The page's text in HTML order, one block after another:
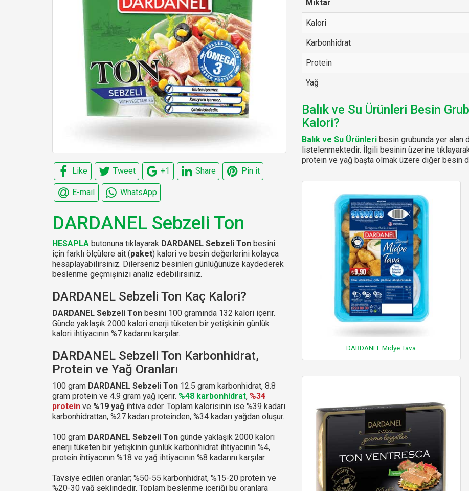
Like Tweet +1 Share Pin it
E-mail WhatsApp
DARDANEL Sebzeli Ton
HESAPLA butonuna tıklayarak DARDANEL Sebzeli Ton besini
için farklı ölçülere ait (paket) kalori ve besin değerlerini kolayca
hesaplayabilirsiniz. Dilerseniz besinleri günlüğünüze kaydederek
beslenme geçmişinizi analiz edebilirsiniz.
DARDANEL Sebzeli Ton Kaç Kalori?
DARDANEL Sebzeli Ton besini 100 gramında 132 kalori içerir.
Günde yaklaşık 2000 kalori enerji tüketen bir yetişkinin günlük
kalori ihtiyacının %7 kadarını karşılar.
DARDANEL Sebzeli Ton Karbonhidrat,
Protein ve Yağ Oranları
100 gram DARDANEL Sebzeli Ton 12.5 gram karbonhidrat, 8.8
gram protein ve 4.9 gram yağ içerir. %48 karbonhidrat, %34
protein ve %19 yağ ihtiva eder. Toplam kalorisinin ise %39 kadarı
karbonhidrattan, %27 kadarı proteinden, %34 kadarı yağdan oluşur.
100 gram DARDANEL Sebzeli Ton günde yaklaşık 2000 kalori
enerji tüketen bir yetişkinin günlük karbonhidrat ihtiyacının %4,
protein ihtiyacının %18 ve yağ ihtiyacının %8 kadarını karşılar.
Tavsiye edilen oranlar; %50-55 karbonhidrat, %15-20 protein ve
%20-30 yağ şeklindedir. Toplam beslenme içeriği bu oranlara
Miktar
Kalori
Karbonhidrat
Protein
Yağ
Balık ve Su Ürünleri Besin
Kalori?
Balık ve Su Ürünleribesin grubunda yer alan
listelenmektedir. İlgili besinin üzerine
protein ve yağ başta olmak üzere diğer besin
DARDANEL Midye Tava